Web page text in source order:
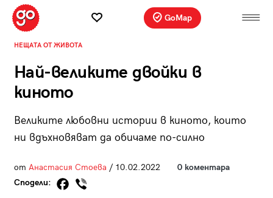
GoMap
НЕЩАТА ОТ ЖИВОТА
Най-великите двойки в
киното
Великите любовни истории в киното, които
ни вдъхновяват да обичаме по-силно
от Анастасия Стоева / 10.02.2022
0 коментара
Сподели: